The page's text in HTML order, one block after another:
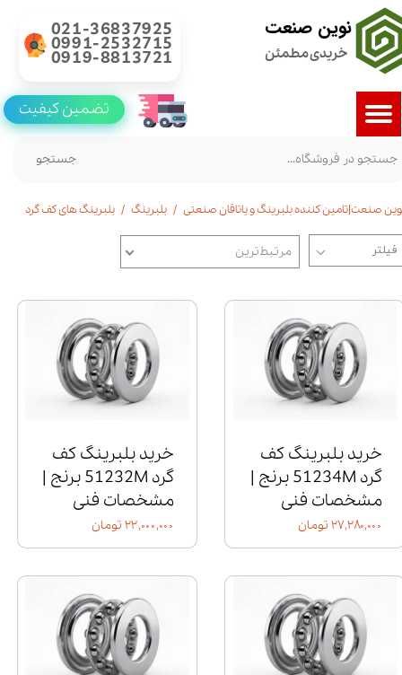
نوین صنعت
خریدی مطمئن
021-36837925
0991-2532715
0919-8813721
جستجو
تضمین کیفیت
صنعت|تامین کننده بلبرینگ و یاتاقان صنعتی بلبرینگ بلبرینگ های کف گرد
مرتبط‌ترین
خرید بلبرینگ کف
گرد 51234M برنج |
مشخصات فنی
۲۷,۲۸۰,۰۰۰ تومان
خرید بلبرینگ کف
گرد 51232M برنج |
مشخصات فنی
۲۲,۰۰۰,۰۰۰ تومان